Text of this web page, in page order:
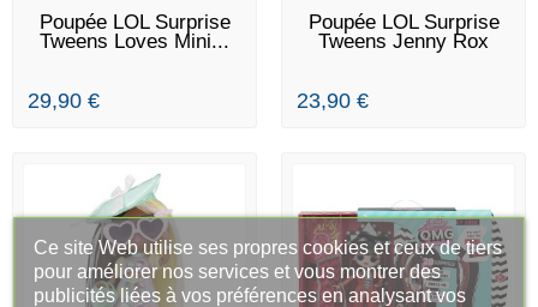
RUPTURE DE STOCK
Poupée LOL Surprise
Tweens Loves Mini...
29,90 €
EN STOCK
Poupée LOL Surprise
Tweens Jenny Rox
23,90 €
Ce site Web utilise ses propres cookies et ceux de tiers
pour améliorer nos services et vous montrer des
publicités liées à vos préférences en analysant vos